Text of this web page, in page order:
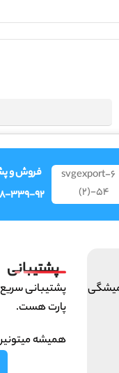
فروش و
339-92
پشتیبانی
پشتیبانی
پارت هست.
همیشه